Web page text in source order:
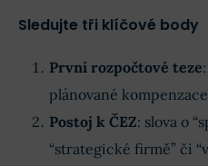
Sledujte tři klíčové body
První rozpočtové teze
plánované
Postoj k ČEZ: slova o
“strategické firmě” či